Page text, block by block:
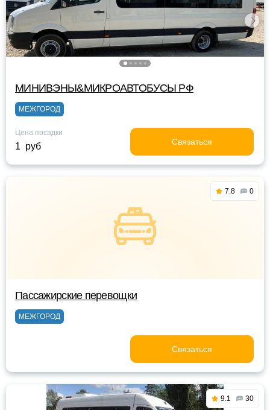
МИНИВЭНЫ&МИКРОАВТОБУСЫ РФ
МЕЖГОРОД
Цена посадки
1 руб Связаться
7.8 0
Пассажирские перевощки
МЕЖГОРОД
Связаться
9.1 30